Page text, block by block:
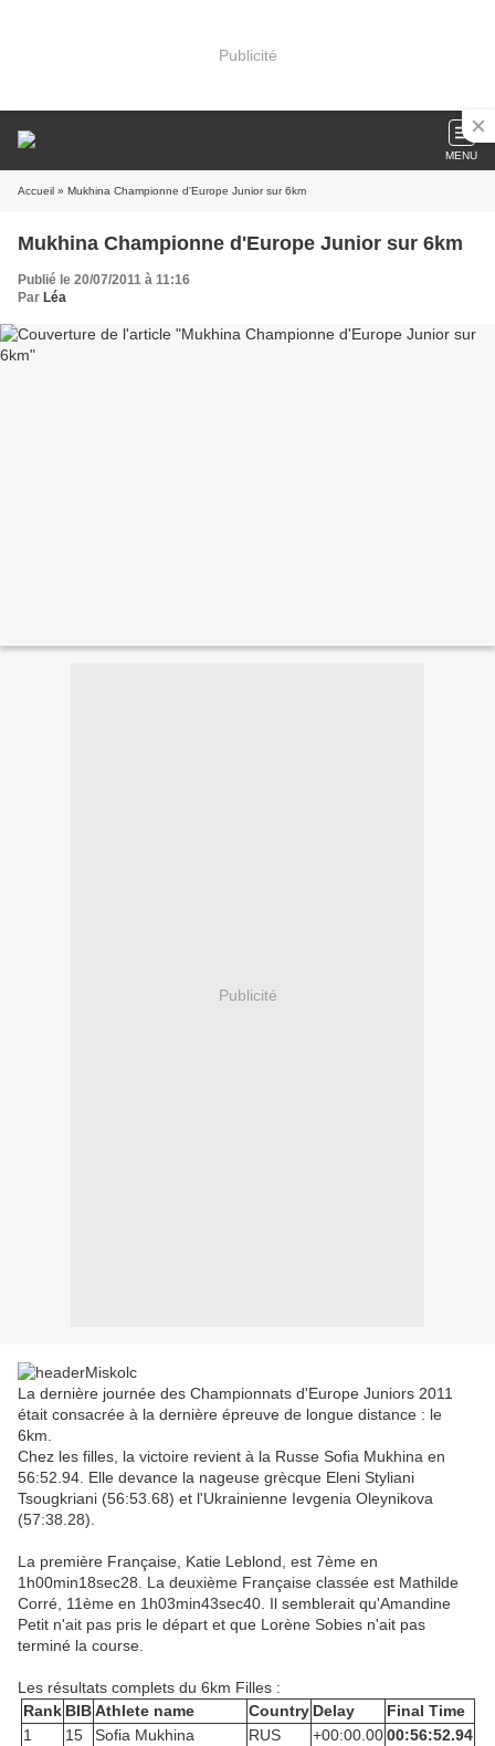
Publicité
MENU
Accueil » Mukhina Championne d'Europe Junior sur 6km
Mukhina Championne d'Europe Junior sur 6km
Publié le 20/07/2011 à 11:16
Par Léa
Publicité
La dernière journée des Championnats d'Europe Juniors 2011
était consacrée à la dernière épreuve de longue distance : le
6km.
Chez les filles, la victoire revient à la Russe Sofia Mukhina en
56:52.94. Elle devance la nageuse grècque Eleni Styliani
Tsougkriani (56:53.68) et l'Ukrainienne Ievgenia Oleynikova
(57:38.28).
La première Française, Katie Leblond, est 7ème en
1h00min18sec28. La deuxième Française classée est Mathilde
Corré, 11ème en 1h03min43sec40. Il semblerait qu'Amandine
Petit n'ait pas pris le départ et que Lorène Sobies n'ait pas
terminé la course.
Les résultats complets du 6km Filles :
Rank BIB Athlete name Country Delay
Final Time
1
15 Sofia Mukhina RUS +00:00.00 00:56:52.94